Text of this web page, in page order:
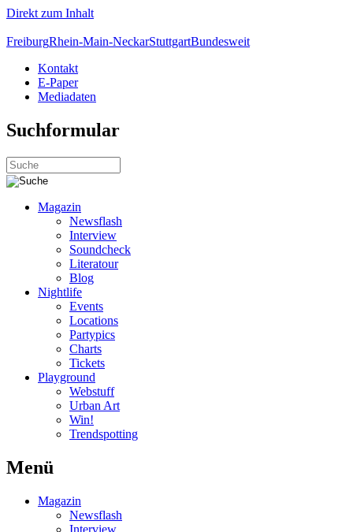
Direkt zum Inhalt
FreiburgRhein-Main-NeckarStuttgartBundesweit
Kontakt
E-Paper
Mediadaten
Suchformular
Magazin
Newsflash
Interview
Soundcheck
Literatour
Blog
Nightlife
Events
Locations
Partypics
Charts
Tickets
Playground
Webstuff
Urban Art
Win!
Trendspotting
Menü
Magazin
Newsflash
Interview